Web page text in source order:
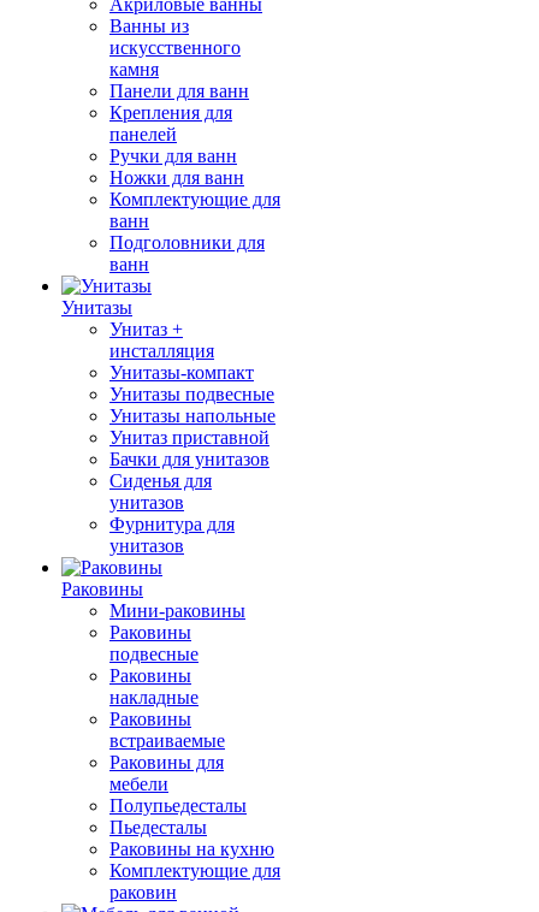
Акриловые ванны
Ванны из
искусственного
камня
Панели для ванн
Крепления для
панелей
Ручки для ванн
Ножки для ванн
Комплектующие для
ванн
Подголовники для
ванн
Унитазы
Унитаз +
инсталляция
Унитазы-компакт
Унитазы подвесные
Унитазы напольные
Унитаз приставной
Бачки для унитазов
Сиденья для
унитазов
Фурнитура для
унитазов
Раковины
Мини-раковины
Раковины
подвесные
Раковины
накладные
Раковины
встраиваемые
Раковины для
мебели
Полупьедесталы
Пьедесталы
Раковины на кухню
Комплектующие для
раковин